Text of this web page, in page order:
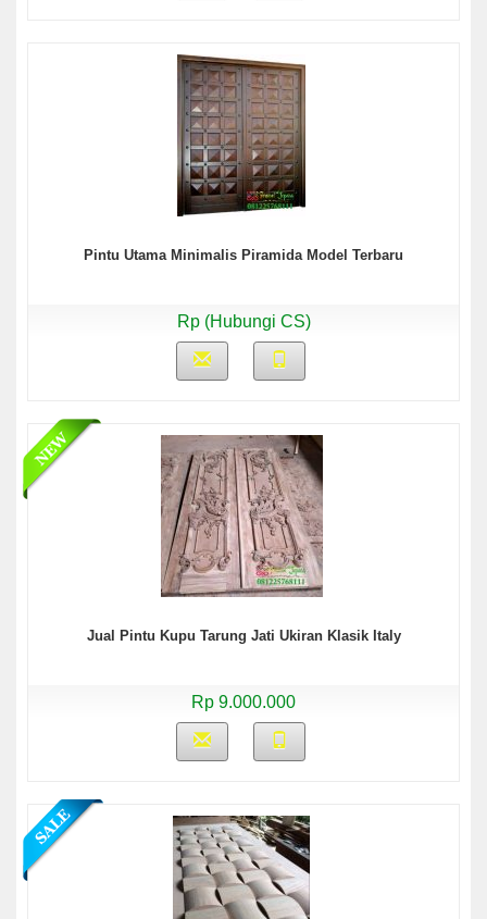
Pintu Utama Minimalis Piramida Model Terbaru
Rp (Hubungi CS)
Jual Pintu Kupu Tarung Jati Ukiran Klasik Italy
Rp 9.000.000